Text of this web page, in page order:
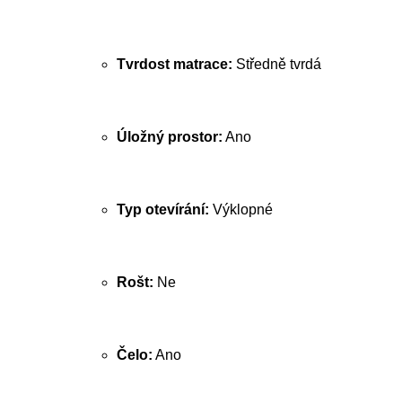
Tvrdost matrace: Středně tvrdá
Úložný prostor: Ano
Typ otevírání: Výklopné
Rošt: Ne
Čelo: Ano